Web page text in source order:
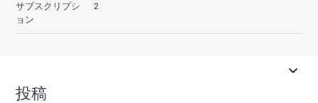
サブスクリプシ
ョン
2
投稿